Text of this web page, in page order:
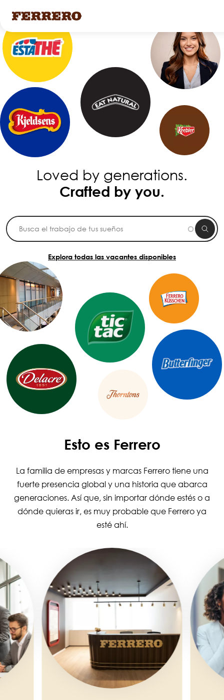
Skip
to
main
content
Loved by generations.
Crafted by you.
Explora todas las vacantes disponibles
Esto es Ferrero
La familia de empresas y marcas Ferrero tiene una
fuerte presencia global y una historia que abarca
generaciones. Así que, sin importar dónde estés o a
dónde quieras ir, es muy probable que Ferrero ya
esté ahí.